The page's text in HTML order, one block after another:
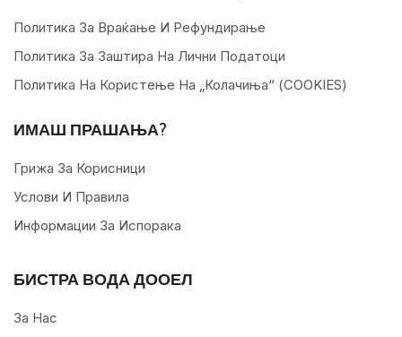
Политика За Враќање И Рефундирање
Политика За Заштира На Лични Податоци
Политика На Користење На „колачиња“ (COOKIES)
ИМАШ ПРАШАЊА?
Грижа За Корисници
Услови И Правила
Информации За Испорака
БИСТРА ВОДА ДООЕЛ
За Нас